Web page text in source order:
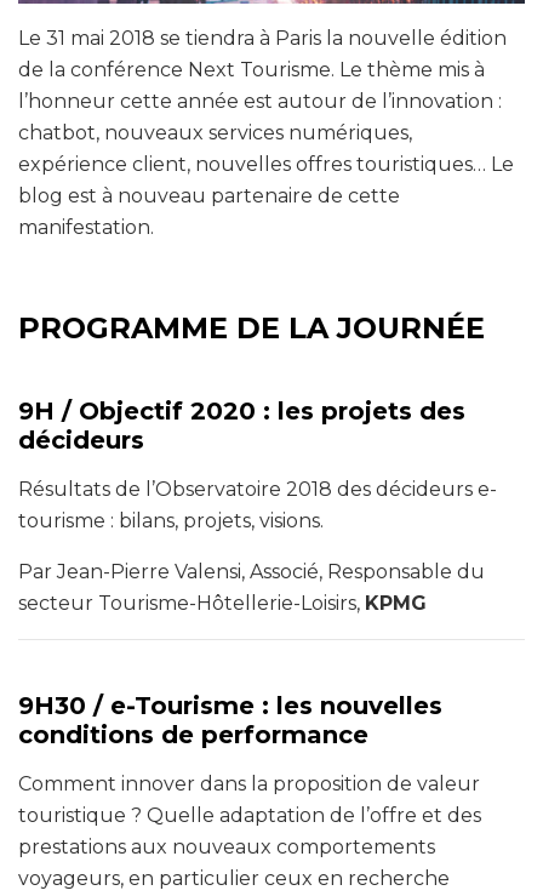
Le 31 mai 2018 se tiendra à Paris la nouvelle édition
de la conférence Next Tourisme. Le thème mis à
l’honneur cette année est autour de l’innovation :
chatbot, nouveaux services numériques,
expérience client, nouvelles offres touristiques… Le
blog est à nouveau partenaire de cette
manifestation.
PROGRAMME DE LA JOURNÉE
9H /Objectif 2020 : les projets des
décideurs
Résultats de l’Observatoire 2018 des décideurs e-
tourisme : bilans, projets, visions.
Par Jean-Pierre Valensi, Associé, Responsable du
secteur Tourisme-Hôtellerie-Loisirs, KPMG
9H30 /e-Tourisme : les nouvelles
conditions de performance
Comment innover dans la proposition de valeur
touristique ? Quelle adaptation de l’offre et des
prestations aux nouveaux comportements
voyageurs, en particulier ceux en recherche